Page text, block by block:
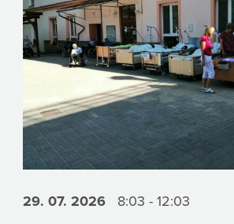
29. 07. 2026 8:03 - 12:03